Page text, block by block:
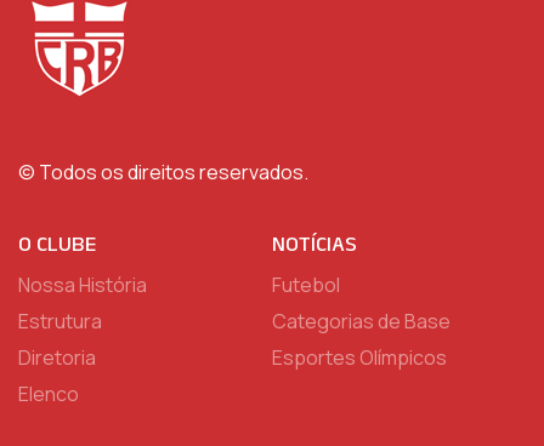
© Todos os direitos reservados.
O CLUBE
Nossa História
Estrutura
Diretoria
Elenco
NOTÍCIAS
Futebol
Categorias de Base
Esportes Olímpicos